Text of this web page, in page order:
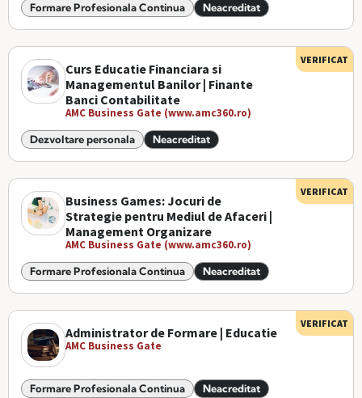
Formare Profesionala Continua Neacreditat
Curs Educatie Financiara si
Managementul Banilor | Finante
Banci Contabilitate
AMC Business Gate (www.amc360.ro)
Dezvoltare personala Neacreditat
VERIFICAT
Business Games: Jocuri de
Strategie pentru Mediul de Afaceri |
Management Organizare
AMC Business Gate (www.amc360.ro)
Formare Profesionala Continua Neacreditat
VERIFICAT
Administrator de Formare | Educatie
AMC Business Gate
Formare Profesionala Continua Neacreditat
VERIFICAT